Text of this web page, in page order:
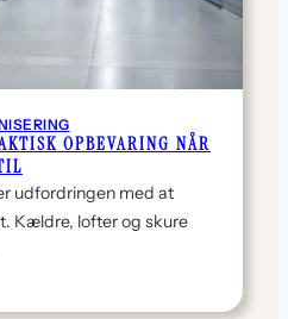
OPBEVARING NÅR
udfordringen med at
Kældre, lofter og skure